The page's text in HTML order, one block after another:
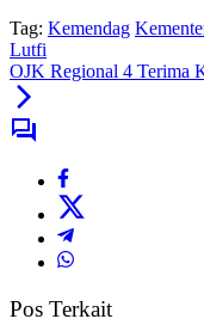
Tag: Kemendag
Lutfi
OJK Regional 4 Terima
Pos Terkait